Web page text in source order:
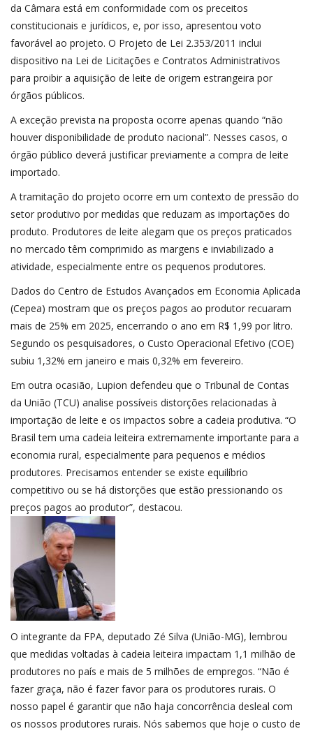
da Câmara está em conformidade com os preceitos
constitucionais e jurídicos, e, por isso, apresentou voto
favorável ao projeto. O Projeto de Lei 2.353/2011 inclui
dispositivo na Lei de Licitações e Contratos Administrativos
para proibir a aquisição de leite de origem estrangeira por
órgãos públicos.
A exceção prevista na proposta ocorre apenas quando “não
houver disponibilidade de produto nacional”. Nesses casos, o
órgão público deverá justificar previamente a compra de leite
importado.
A tramitação do projeto ocorre em um contexto de pressão do
setor produtivo por medidas que reduzam as importações do
produto. Produtores de leite alegam que os preços praticados
no mercado têm comprimido as margens e inviabilizado a
atividade, especialmente entre os pequenos produtores.
Dados do Centro de Estudos Avançados em Economia Aplicada
(Cepea) mostram que os preços pagos ao produtor recuaram
mais de 25% em 2025, encerrando o ano em R$ 1,99 por litro.
Segundo os pesquisadores, o Custo Operacional Efetivo (COE)
subiu 1,32% em janeiro e mais 0,32% em fevereiro.
Em outra ocasião, Lupion defendeu que o Tribunal de Contas
da União (TCU) analise possíveis distorções relacionadas à
importação de leite e os impactos sobre a cadeia produtiva. “O
Brasil tem uma cadeia leiteira extremamente importante para a
economia rural, especialmente para pequenos e médios
produtores. Precisamos entender se existe equilíbrio
competitivo ou se há distorções que estão pressionando os
preços pagos ao produtor”, destacou.
O integrante da FPA, deputado Zé Silva (União-MG), lembrou
que medidas voltadas à cadeia leiteira impactam 1,1 milhão de
produtores no país e mais de 5 milhões de empregos. “Não é
fazer graça, não é fazer favor para os produtores rurais. O
nosso papel é garantir que não haja concorrência desleal com
os nossos produtores rurais. Nós sabemos que hoje o custo de